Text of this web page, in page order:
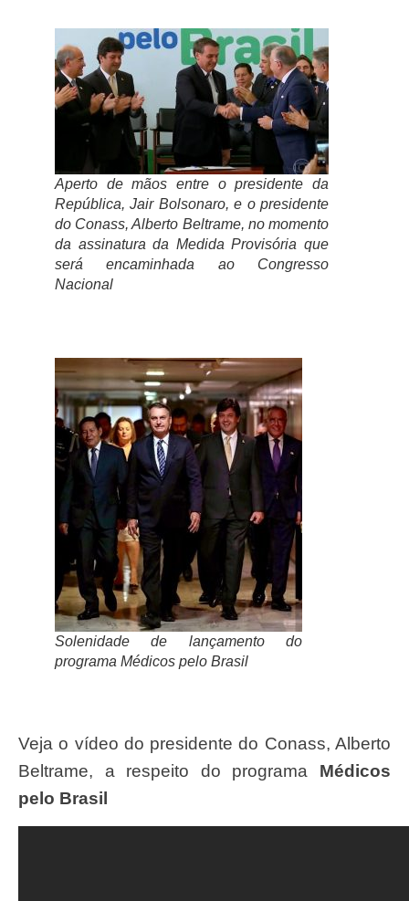
Aperto de mãos entre o presidente da
República, Jair Bolsonaro, e o presidente
do Conass, Alberto Beltrame, no momento
da assinatura da Medida Provisória que
será encaminhada ao Congresso
Nacional
Solenidade de lançamento do
programa Médicos pelo Brasil
Veja o vídeo do presidente do Conass, Alberto
Beltrame, a respeito do programa Médicos
pelo Brasil